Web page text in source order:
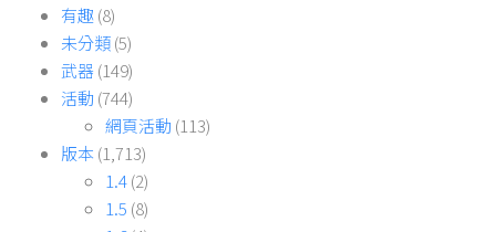
有趣(8)
未分類(5)
武器(149)
活動 (744)
網頁活動 (113)
版本 (1,713)
1.4(2)
1.5 (8)